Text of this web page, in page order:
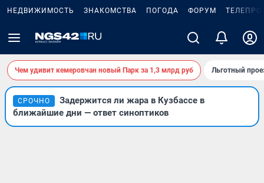
НЕДВИЖИМОСТЬ ЗНАКОМСТВА ПОГОДА ФОРУМ
Чем удивит кемеровчан новый Парк за 1,3 млрд руб Льготный
СРОЧНО
Задержится ли жара в Кузбассе в
ближайшие дни — ответ синоптиков